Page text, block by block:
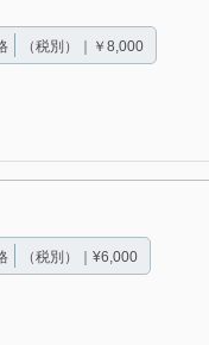
（税別）｜￥8,000
（税別）｜¥6,000